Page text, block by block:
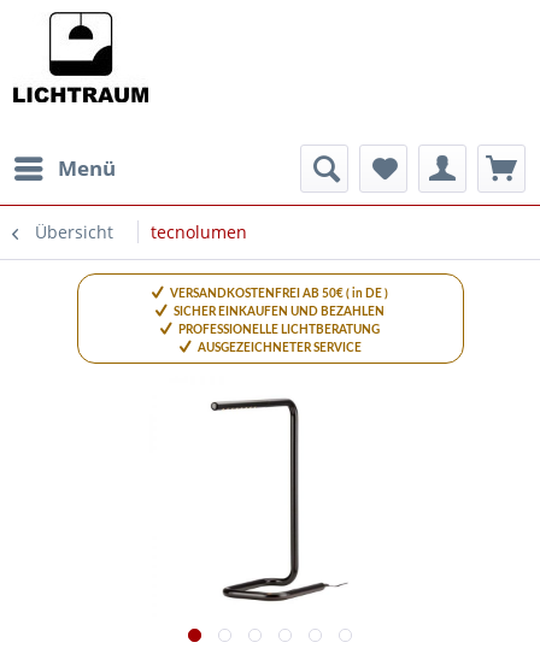
Menü
Übersicht tecnolumen
VERSANDKOSTENFREI AB 50€ ( in DE )
SICHER EINKAUFEN UND BEZAHLEN
PROFESSIONELLE LICHTBERATUNG
AUSGEZEICHNETER SERVICE